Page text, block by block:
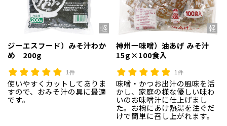
ジーエスフード）みそ汁わか
め 200g
1件
使いやすくカットしてありま
すので、おみそ汁の具に最適
です。
神州一味噌）油あげ みそ汁
15g×100食入
1件
味噌・かつお出汁の風味を活
かし、家庭の様な優しい味わ
いのお味噌汁に仕上げまし
た。お椀にあけ熱湯を注ぐだ
けで簡単に召し上がれます。